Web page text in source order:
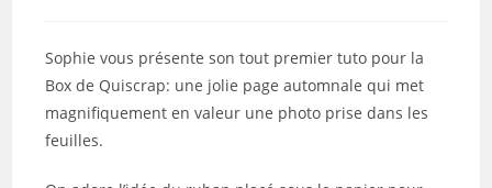
publication :
Sophie vous présente son tout premier tuto pour la
Box de Quiscrap: une jolie page automnale qui met
magnifiquement en valeur une photo prise dans les
feuilles.